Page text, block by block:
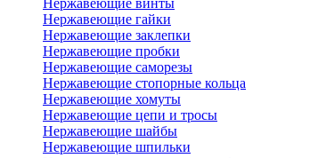
Нержавеющие винты
Нержавеющие гайки
Нержавеющие заклепки
Нержавеющие пробки
Нержавеющие саморезы
Нержавеющие стопорные кольца
Нержавеющие хомуты
Нержавеющие цепи и тросы
Нержавеющие шайбы
Нержавеющие шпильки